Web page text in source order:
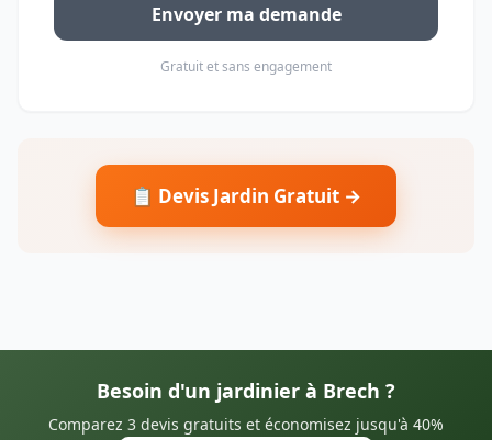
Envoyer ma demande
Gratuit et sans engagement
📋 Devis Jardin Gratuit →
Besoin d'un jardinier à Brech ?
Comparez 3 devis gratuits et économisez jusqu'à 40%